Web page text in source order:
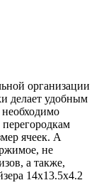
организации
делает удобным
ячеек. А
не
а также,
14х13.5х4.2